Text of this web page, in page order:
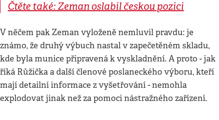
Čtěte také: Zeman oslabil českou pozici
V něčem pak Zeman vyloženě nemluvil pravdu: je
známo, že druhý výbuch nastal v zapečetěném skladu,
kde byla munice připravená k vyskladnění. A proto - jak
říká Růžička a další členové poslaneckého výboru, kteří
mají detailní informace z vyšetřování - nemohla
explodovat jinak než za pomoci nástražného zařízení.